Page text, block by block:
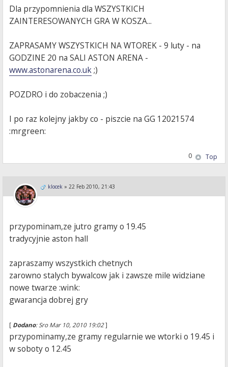
Dla przypomnienia dla WSZYSTKICH
ZAINTERESOWANYCH GRA W KOSZA...
ZAPRASAMY WSZYSTKICH NA WTOREK - 9 luty - na
GODZINE 20 na SALI ASTON ARENA -
www.astonarena.co.uk;)
POZDRO i do zobaczenia ;)
I po raz kolejny jakby co - piszcie na GG 12021574
:mrgreen:
Top
0
klocek » 22 Feb 2010, 21:43
przypominam,ze jutro gramy o 19.45
tradycyjnie aston hall
zapraszamy wszystkich chetnych
zarowno stalych bywalcow jak i zawsze mile widziane
nowe twarze :wink:
gwarancja dobrej gry
[ Dodano: Sro Mar 10, 2010 19:02]
przypominamy,ze gramy regularnie we wtorki o 19.45 i
w soboty o 12.45